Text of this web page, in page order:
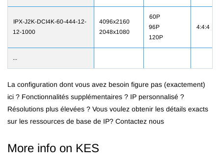
IPX-J2K-DCI4K-60-444-12-
12-1000
4096x2160
2048x1080
60P
96P
120P
4:4:4
...
La configuration dont vous avez besoin figure pas (exactement)
ici ? Fonctionnalités supplémentaires ? IP personnalisé ?
Résolutions plus élevées ? Vous voulez obtenir les détails exacts
sur les ressources de base de IP? Contactez nous
More info on KES